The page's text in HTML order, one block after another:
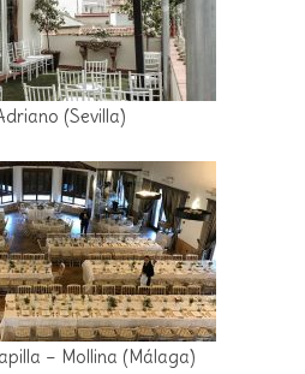
(Sevilla)
– Mollina (Málaga)